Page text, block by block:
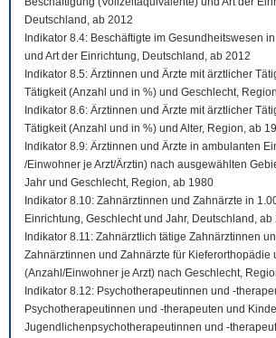
Deutschland, ab 2012
Indikator 8.4: Beschäftigte im Gesundheitswesen
und Art der Einrichtung, Deutschland, ab 2012
Indikator 8.5: Ärztinnen und Ärzte mit ärztlicher
Tätigkeit (Anzahl und in %) und Geschlecht,
Indikator 8.6: Ärztinnen und Ärzte mit ärztlicher
Tätigkeit (Anzahl und in %) und Alter, Region, ab
Indikator 8.9: Ärztinnen und Ärzte in ambulanten
/Einwohner je Arzt/Ärztin) nach ausgewählten
Jahr und Geschlecht, Region, ab 1980
Indikator 8.10: Zahnärztinnen und Zahnärzte in
Einrichtung, Geschlecht und Jahr, Deutschland, ab
Indikator 8.11: Zahnärztlich tätige Zahnärztinnen
Zahnärztinnen und Zahnärzte für Kieferorthopädie
(Anzahl/Einwohner je Arzt) nach Geschlecht,
Indikator 8.12: Psychotherapeutinnen und -
Psychotherapeutinnen und -therapeuten und
Jugendlichenpsychotherapeutinnen und -